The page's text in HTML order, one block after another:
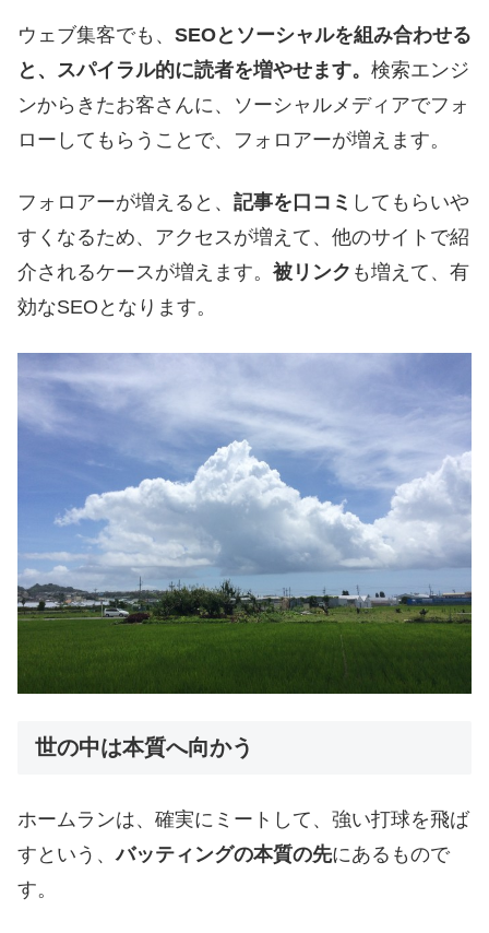
ウェブ集客でも、 SEOとソーシャルを組み合わせる
と、スパイラル的に読者を増やせます。 検索エンジ
ンからきたお客さんに、ソーシャルメディアでフォ
ローしてもらうことで、フォロアーが増えます。
フォロアーが増えると、 記事を口コミ してもらいや
すくなるため、アクセスが増えて、他のサイトで紹
介されるケースが増えます。 被リンク も増えて、有
効なSEOとなります。
世の中は本質へ向かう
ホームランは、確実にミートして、強い打球を飛ば
すという、バッティングの本質の先にあるもので
す。